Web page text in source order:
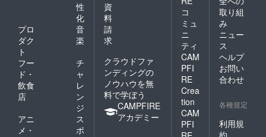
性
化
プロ
ダク
ト
音
楽
フー
ド・
飲食
店
チ
ャ
レ
ン
ジ
アニ
メ・
ス
ポ
資
料
請
求
クラウドファ
ンディングの
ノウハウを無
料で学ぼう
CAMPFIRE
アカデミー
コ
ミュ
ニ
ティ
CAM
PFI
RE
Crea
tion
CAM
PFI
取り組
み
ニュー
ス
ヘルプ
お問い
合わせ
各種規定
利用規